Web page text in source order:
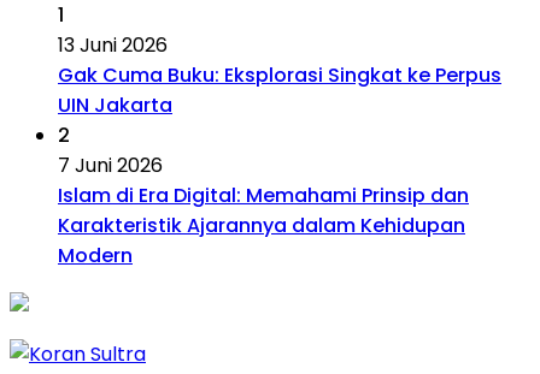
1
13 Juni 2026
Gak Cuma Buku: Eksplorasi Singkat ke Perpus
UIN Jakarta
2
7 Juni 2026
Islam di Era Digital: Memahami Prinsip dan
Karakteristik Ajarannya dalam Kehidupan
Modern